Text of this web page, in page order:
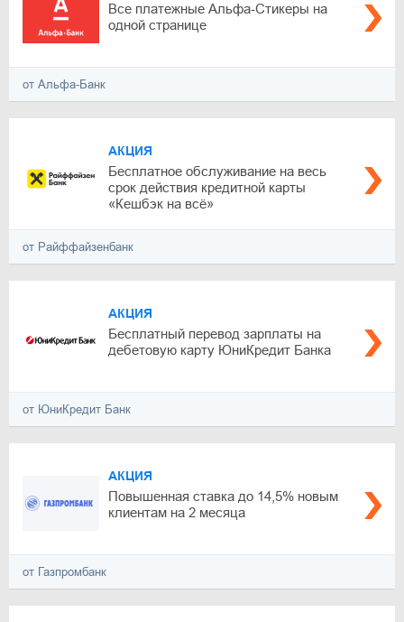
Все платежные Альфа-Стикеры на
одной странице
от Альфа-Банк
АКЦИЯ
Бесплатное обслуживание на весь
срок действия кредитной карты
«Кешбэк на всё»
от Райффайзенбанк
АКЦИЯ
Бесплатный перевод зарплаты на
дебетовую карту ЮниКредит Банка
от ЮниКредит Банк
АКЦИЯ
Повышенная ставка до 14,5% новым
клиентам на 2 месяца
от Газпромбанк